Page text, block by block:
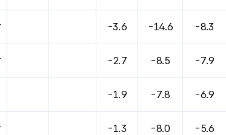
-3.6 -14.6 -8.3
-2.7 -8.5 -7.9
-1.9 -7.8 -6.9
-1.3 -8.0 -5.6